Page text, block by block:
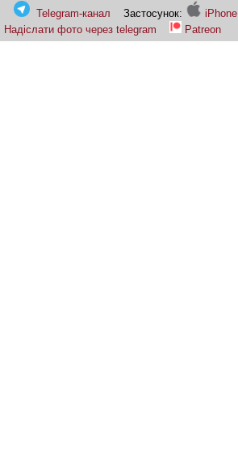
Telegram-канал
Застосунок: iPhone
Надіслати фото через telegram
Patreon